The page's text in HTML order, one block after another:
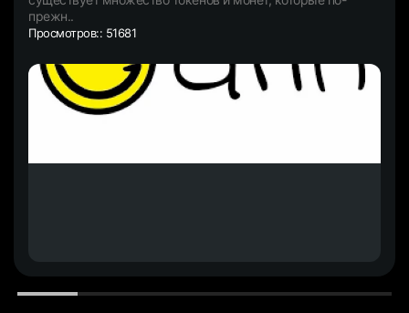
прежн..
Просмотров:: 51681